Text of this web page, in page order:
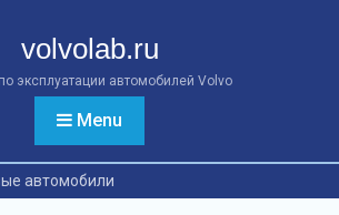
volvolab.ru
эксплуатации автомобилей Volvo
Menu
автомобили